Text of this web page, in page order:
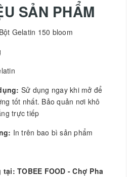
SẢN PHẨM
Bột Gelatin 150 bloom
Sử dụng ngay khi mở để
tốt nhất. Bảo quản nơi khô
trực tiếp
In trên bao bì sản phẩm
TOBEE FOOD - Chợ Pha